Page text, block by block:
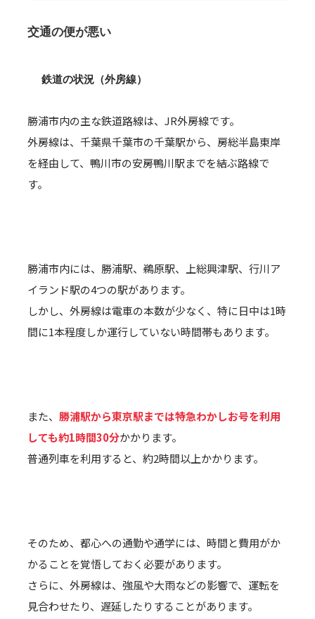
交通の便が悪い
鉄道の状況（外房線）
勝浦市内の主な鉄道路線は、JR外房線です。
外房線は、千葉県千葉市の千葉駅から、房総半島東岸
を経由して、鴨川市の安房鴨川駅までを結ぶ路線で
す。
勝浦市内には、勝浦駅、鵜原駅、上総興津駅、行川ア
イランド駅の4つの駅があります。
しかし、外房線は電車の本数が少なく、特に日中は1時
間に1本程度しか運行していない時間帯もあります。
また、 勝浦駅から東京駅までは特急わかしお号を利用
しても約1時間30分かかります。
普通列車を利用すると、約2時間以上かかります。
そのため、都心への通勤や通学には、時間と費用がか
かることを覚悟しておく必要があります。
さらに、外房線は、強風や大雨などの影響で、運転を
見合わせたり、遅延したりすることがあります。